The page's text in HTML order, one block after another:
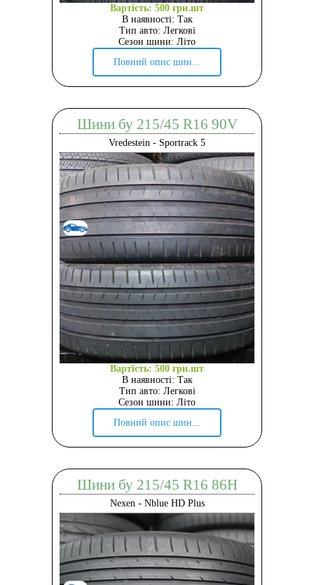
Вартість: 500 грн.шт
В наявності: Так
Тип авто: Легкові
Сезон шини: Літо
Повний опис шин...
Шини бу 215/45 R16 90V
Vredestein - Sportrack 5
Вартість: 500 грн.шт
В наявності: Так
Тип авто: Легкові
Сезон шини: Літо
Повний опис шин...
Шини бу 215/45 R16 86H
Nexen - Nblue HD Plus